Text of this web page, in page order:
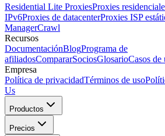
Residential Lite ProxiesProxies
IPv6Proxies de datacenterProxies ISP
ManagerCrawl
Recursos
DocumentaciónBlogPrograma de
afiliadosCompararSociosGlosarioCasos de
Empresa
Política de privacidadTérminos de uso
Us
Productos
Precios